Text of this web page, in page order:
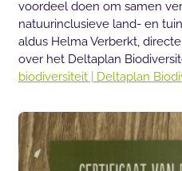
voordeel doen om samen
natuurinclusieve land- en
aldus Helma Verberkt,
over het Deltaplan
biodiversiteit | Deltaplan